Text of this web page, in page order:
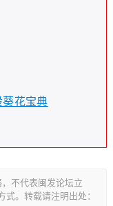
葵花宝典
不代表闽发论坛立
。转载请注明出处：